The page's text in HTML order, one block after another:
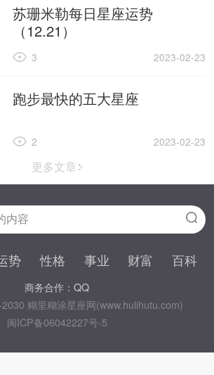
苏珊米勒每日星座运势
（12.21）
2023-02-23
3
跑步最快的五大星座
2023-02-23
2
更多文章
势 性格 事业 财富 百科
商务合作：QQ
糊里糊涂星座网(www.hulihutu.com)
闽ICP备06042227号-5